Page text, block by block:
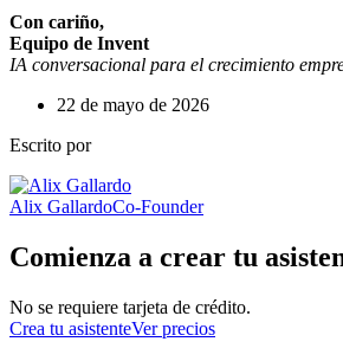
Con cariño,
Equipo de Invent
IA conversacional para el crecimiento
22 de mayo de 2026
Escrito por
Alix GallardoCo-Founder
Comienza a crear tu
No se requiere tarjeta de crédito.
Crea tu asistenteVer precios